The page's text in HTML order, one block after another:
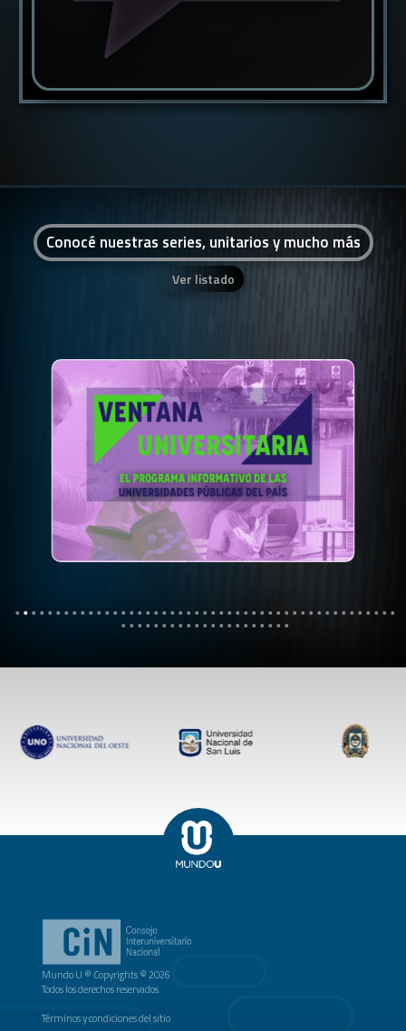
Conocé nuestras series, unitarios y mucho más
Ver listado
Mundo U ® Copyrights © 2026
Todos los derechos reservados.
Términos y condiciones del sitio